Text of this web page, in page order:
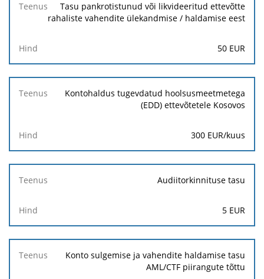
Tasu pankrotistunud või likvideeritud ettevõtte
rahaliste vahendite ülekandmise / haldamise eest
50 EUR
Kontohaldus tugevdatud hoolsusmeetmetega
(EDD) ettevõtetele Kosovos
300 EUR/kuus
Audiitorkinnituse tasu
5 EUR
Konto sulgemise ja vahendite haldamise tasu
AML/CTF piirangute tõttu